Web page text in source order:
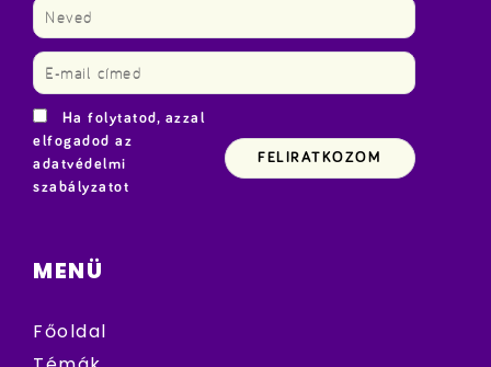
Ha folytatod, azzal
elfogadod az
adatvédelmi
szabályzatot
MENÜ
Főoldal